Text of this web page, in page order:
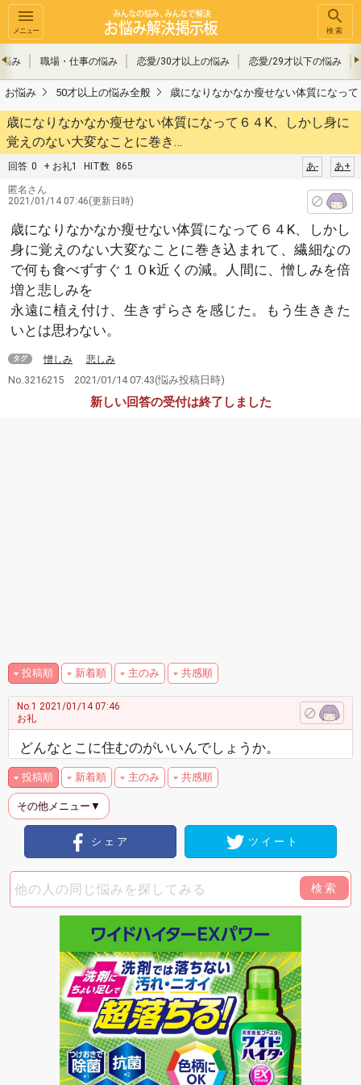
メニュー 検索
み 職場・仕事の悩み 恋愛/30才以上の悩み 恋愛/29才以下の悩み
お悩み 50才以上の悩み全般 歳になりなかなか瘦せない体質になっ
歳になりなかなか瘦せない体質になって６４K、しかし身に
覚えのない大変なことに巻き…
回答 0 + お礼1 HIT数 865 あ+
あ-
匿名さん
2021/01/14 07:46(更新日時)
歳になりなかなか瘦せない体質になって６４K、しかし
身に覚えのない大変なことに巻き込まれて、繊細なの
で何も食べずすぐ１０k近くの減。人間に、憎しみを倍
増と悲しみを
永遠に植え付け、生きずらさを感じた。もう生ききた
いとは思わない。
タグ 憎しみ 悲しみ
No.3216215 2021/01/14 07:43(悩み投稿日時)
新しい回答の受付は終了しました
投稿順 新着順 主のみ 共感順
No.1 2021/01/14 07:46
お礼
どんなとこに住むのがいいんでしょうか。
投稿順 新着順 主のみ 共感順
その他メニュー▼
シェア ツイート
検索